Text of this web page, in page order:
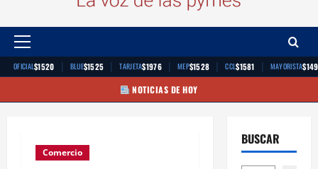
Menú
principal
OFICIAL$1520 | BLUE$1525 | TARJETA$1976 | MEP$1528 | CCL$1581 | MAYORISTA
NOTICIAS DE HOY
Comercio
BUSCAR